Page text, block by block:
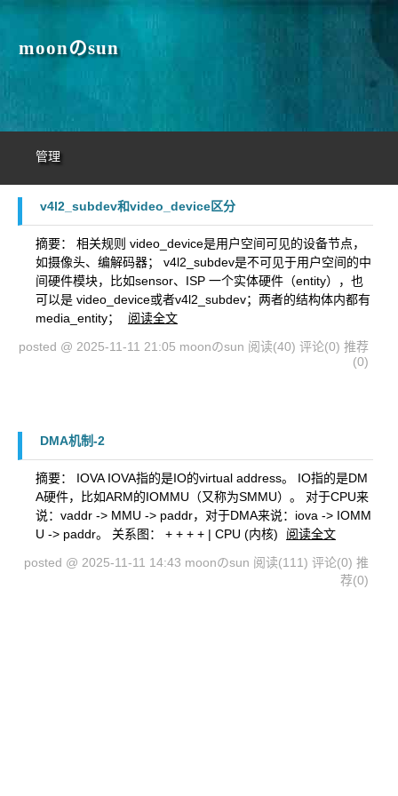
moonのsun
管理
v4l2_subdev和video_device区分
摘要： 相关规则 video_device是用户空间可见的设备节点，
如摄像头、编解码器； v4l2_subdev是不可见于用户空间的中
间硬件模块，比如sensor、ISP 一个实体硬件（entity），也
可以是 video_device或者v4l2_subdev；两者的结构体内都有
media_entity；
阅读全文
posted @ 2025-11-11 21:05 moonのsun 阅读(40) 评论(0) 推荐
(0)
DMA机制-2
摘要： IOVA IOVA指的是IO的virtual address。 IO指的是DM
A硬件，比如ARM的IOMMU（又称为SMMU）。 对于CPU来
说：vaddr -> MMU -> paddr，对于DMA来说：iova -> IOMM
U -> paddr。 关系图： + + + + | CPU (内核)
阅读全文
posted @ 2025-11-11 14:43 moonのsun 阅读(111) 评论(0) 推
荐(0)